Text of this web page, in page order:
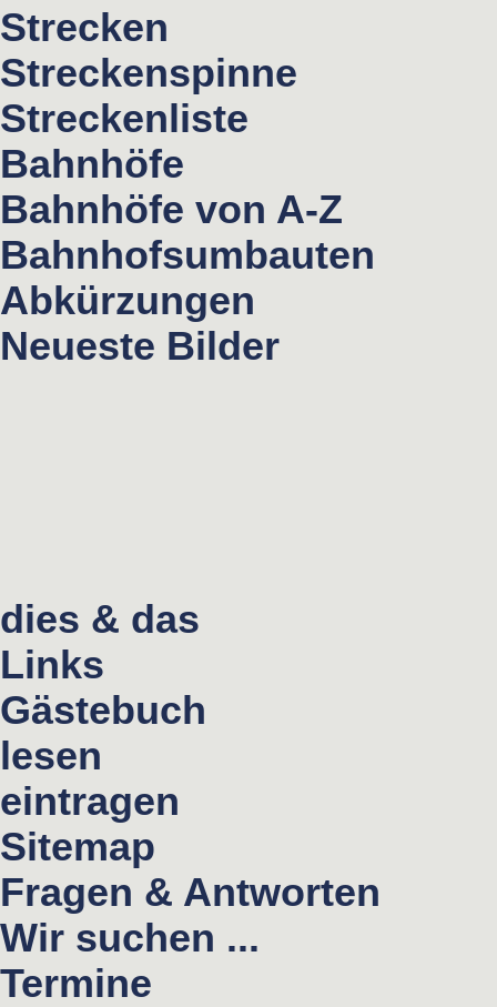
Strecken
Streckenspinne
Streckenliste
Bahnhöfe
Bahnhöfe von A-Z
Bahnhofsumbauten
Abkürzungen
Neueste Bilder
dies & das
Links
Gästebuch
lesen
eintragen
Sitemap
Fragen & Antworten
Wir suchen ...
Termine